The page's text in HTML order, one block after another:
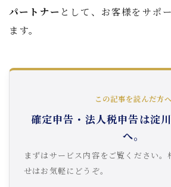
パートナー として、お客様をサポ
ます。
この記事を読んだ方へ
確定申告・法人税申告は淀
へ。
まずはサービス内容をご覧ください。
せはお気軽にどうぞ。